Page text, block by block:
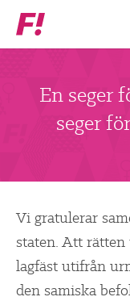
Feministiskt
initiativ
STÖD F!
ENGAGERA DIG I
ENAD RÖST
En seger
seger
Vi gratulerar
staten. Att
lagfäst utifrån
den samiska